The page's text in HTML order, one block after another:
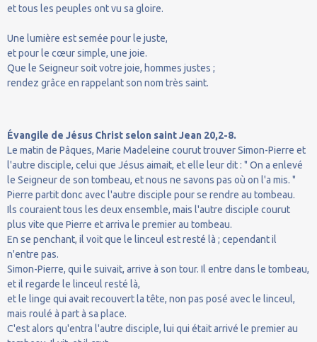
et tous les peuples ont vu sa gloire.
Une lumière est semée pour le juste,
et pour le cœur simple, une joie.
Que le Seigneur soit votre joie, hommes justes ;
rendez grâce en rappelant son nom très saint.
Évangile de Jésus Christ selon saint Jean 20,2-8.
Le matin de Pâques, Marie Madeleine courut trouver Simon-Pierre et
l'autre disciple, celui que Jésus aimait, et elle leur dit : " On a enlevé
le Seigneur de son tombeau, et nous ne savons pas où on l'a mis. "
Pierre partit donc avec l'autre disciple pour se rendre au tombeau.
Ils couraient tous les deux ensemble, mais l'autre disciple courut
plus vite que Pierre et arriva le premier au tombeau.
En se penchant, il voit que le linceul est resté là ; cependant il
n'entre pas.
Simon-Pierre, qui le suivait, arrive à son tour. Il entre dans le tombeau,
et il regarde le linceul resté là,
et le linge qui avait recouvert la tête, non pas posé avec le linceul,
mais roulé à part à sa place.
C'est alors qu'entra l'autre disciple, lui qui était arrivé le premier au